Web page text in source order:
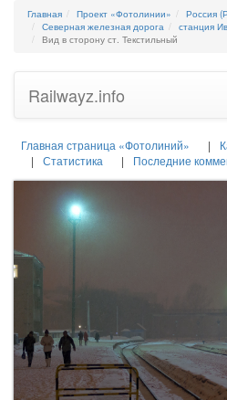
Главная Проект «Фотолинии»
Россия
Северная железная дорога
станция
Вид в сторону ст. Текстильный
Railwayz.info
Главная страница «Фотолиний»
Статистика
Последние